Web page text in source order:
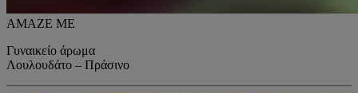
AMAZE ME
Γυναικείο άρωμα
Λουλουδάτο – Πράσινο